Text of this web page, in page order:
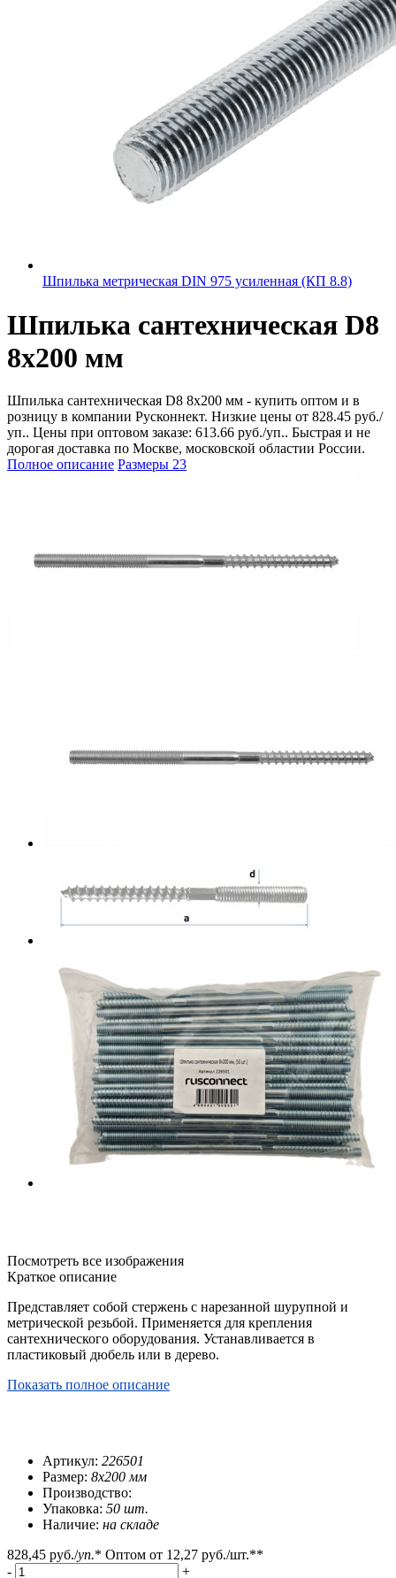
Шпилька метрическая DIN 975 усиленная (КП 8.8)
Шпилька сантехническая D8
8х200 мм
Шпилька сантехническая D8 8х200 мм - купить оптом и в
розницу в компании Русконнект. Низкие цены от 828.45 руб./
уп.. Цены при оптовом заказе: 613.66 руб./уп.. Быстрая и не
дорогая доставка по Москве, московской областии России.
Полное описание Размеры 23
Посмотреть все изображения
Краткое описание
Представляет собой стержень с нарезанной шурупной и
метрической резьбой. Применяется для крепления
сантехнического оборудования. Устанавливается в
пластиковый дюбель или в дерево.
Показать полное описание
Артикул: 226501
Размер: 8х200 мм
Производство:
Упаковка: 50 шт.
Наличие: на складе
828,45 руб./уп.* Оптом от 12,27 руб./шт.**
-
+